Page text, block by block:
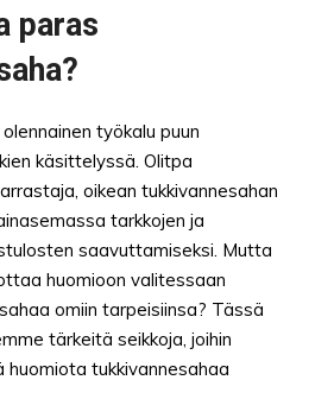
paras
työkalu puun
käsittelyssä. Olitpa
oikean tukkivannesahan
tarkkojen ja
saavuttamiseksi. Mutta
huomioon valitessaan
omiin tarpeisiinsa? Tässä
tärkeitä seikkoja, joihin
tukkivannesahaa